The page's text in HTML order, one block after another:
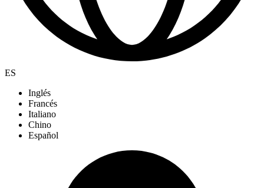
ES
Inglés
Francés
Italiano
Chino
Español